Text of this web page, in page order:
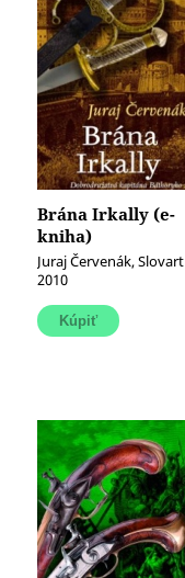
Brána Irkally (e-
kniha)
Juraj Červenák, Slovart
2010